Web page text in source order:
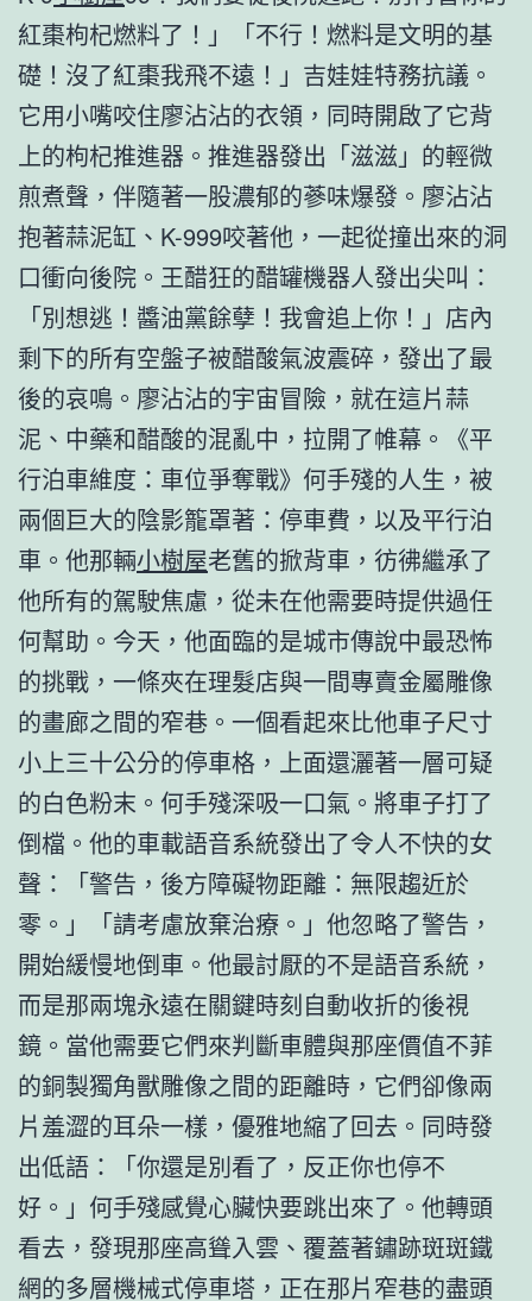
紅棗枸杞燃料了！」「不行！燃料是文明的基
礎！沒了紅棗我飛不遠！」吉娃娃特務抗議。
它用小嘴咬住廖沾沾的衣領，同時開啟了它背
上的枸杞推進器。推進器發出「滋滋」的輕微
煎煮聲，伴隨著一股濃郁的蔘味爆發。廖沾沾
抱著蒜泥缸、K-999咬著他，一起從撞出來的洞
口衝向後院。王醋狂的醋罐機器人發出尖叫：
「別想逃！醬油黨餘孽！我會追上你！」店內
剩下的所有空盤子被醋酸氣波震碎，發出了最
後的哀鳴。廖沾沾的宇宙冒險，就在這片蒜
泥、中藥和醋酸的混亂中，拉開了帷幕。《平
行泊車維度：車位爭奪戰》何手殘的人生，被
兩個巨大的陰影籠罩著：停車費，以及平行泊
車。他那輛小樹屋老舊的掀背車，彷彿繼承了
他所有的駕駛焦慮，從未在他需要時提供過任
何幫助。今天，他面臨的是城市傳說中最恐怖
的挑戰，一條夾在理髮店與一間專賣金屬雕像
的畫廊之間的窄巷。一個看起來比他車子尺寸
小上三十公分的停車格，上面還灑著一層可疑
的白色粉末。何手殘深吸一口氣。將車子打了
倒檔。他的車載語音系統發出了令人不快的女
聲：「警告，後方障礙物距離：無限趨近於
零。」「請考慮放棄治療。」他忽略了警告，
開始緩慢地倒車。他最討厭的不是語音系統，
而是那兩塊永遠在關鍵時刻自動收折的後視
鏡。當他需要它們來判斷車體與那座價值不菲
的銅製獨角獸雕像之間的距離時，它們卻像兩
片羞澀的耳朵一樣，優雅地縮了回去。同時發
出低語：「你還是別看了，反正你也停不
好。」何手殘感覺心臟快要跳出來了。他轉頭
看去，發現那座高聳入雲、覆蓋著鏽跡斑斑鐵
網的多層機械式停車塔，正在那片窄巷的盡頭